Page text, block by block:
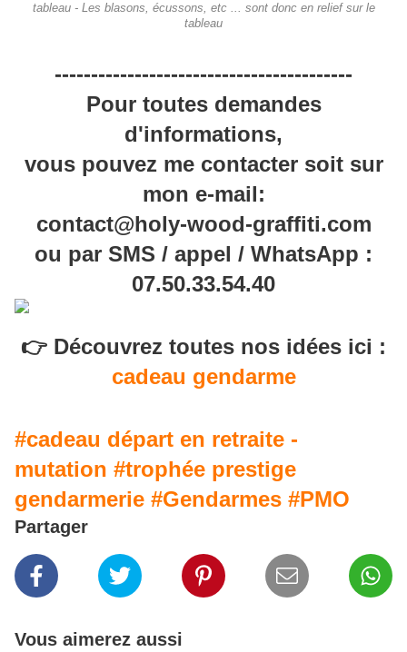
tableau - Les blasons, écussons, etc ... sont donc en relief sur le
tableau
-----------------------------------------
Pour toutes demandes
d'informations,
vous pouvez me contacter soit sur
mon e-mail:
contact@holy-wood-graffiti.com
ou par SMS / appel / WhatsApp :
07.50.33.54.40
👉 Découvrez toutes nos idées ici :
cadeau gendarme
#cadeau départ en retraite -
mutation #trophée prestige
gendarmerie #Gendarmes #PMO
Partager
Vous aimerez aussi